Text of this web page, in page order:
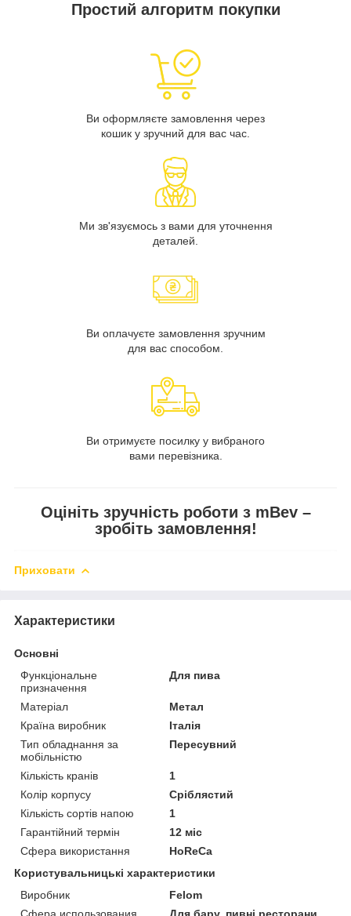
Простий алгоритм покупки
Ви оформляєте замовлення через
кошик у зручний для вас час.
Ми зв'язуємось з вами для уточнення
деталей.
Ви оплачуєте замовлення зручним
для вас способом.
Ви отримуєте посилку у вибраного
вами перевізника.
Оцініть зручність роботи з mBev –
зробіть замовлення!
Приховати
Характеристики
Основні
Функціональне
призначення
Для пива
Матеріал
Метал
Країна виробник
Італія
Тип обладнання за
мобільністю
Пересувний
Кількість кранів
1
Колір корпусу
Сріблястий
Кількість сортів напою
1
Гарантійний термін
12 міс
Сфера використання
HoReCa
Користувальницькі характеристики
Виробник
Felom
Сфера использования
Для бару, пивні ресторани,